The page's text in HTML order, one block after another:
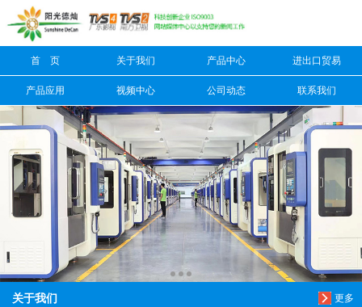
首 页 关于我们 产品中心 进出口贸易
产品应用 视频中心 公司动态 联系我们
更多
关于我们
搜索